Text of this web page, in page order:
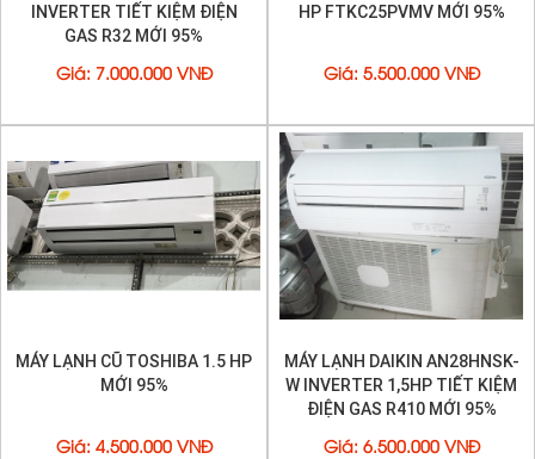
INVERTER TIẾT KIỆM ĐIỆN
GAS R32 MỚI 95%
Giá : 7.000.000 VNĐ
HP FTKC25PVMV MỚI 95%
Giá : 5.500.000 VNĐ
MÁY LẠNH CŨ TOSHIBA 1.5 HP
MỚI 95%
Giá : 4.500.000 VNĐ
MÁY LẠNH DAIKIN AN28HNSK-
W INVERTER 1,5HP TIẾT KIỆM
ĐIỆN GAS R410 MỚI 95%
Giá : 6.500.000 VNĐ